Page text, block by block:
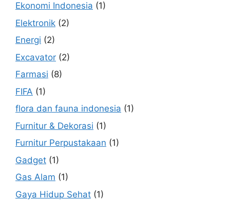
Ekonomi Indonesia (1)
Elektronik (2)
Energi (2)
Excavator (2)
Farmasi (8)
FIFA (1)
flora dan fauna indonesia (1)
Furnitur & Dekorasi (1)
Furnitur Perpustakaan (1)
Gadget (1)
Gas Alam (1)
Gaya Hidup Sehat (1)